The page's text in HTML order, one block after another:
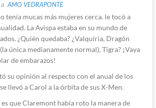
AMO VEDRAPONTE
tenía mucas más mujeres cerca. le tocó a
La Avispa estaba en su mundo de
¿Quién quedaba? ¿Valquiria, Dragón
única medianamente normal), Tigra? ¡Vaya
de embarazos!
su opinión al respecto con el anual de los
llevó a Carol a la órbita de sus X-Men.
que Claremont había roto la manera de